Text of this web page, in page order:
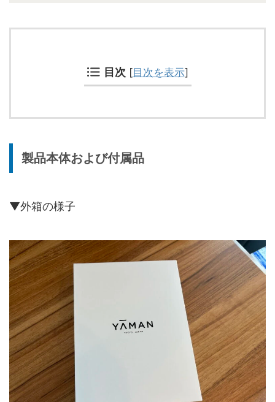
目次 [目次を表示]
製品本体および付属品
▼外箱の様子